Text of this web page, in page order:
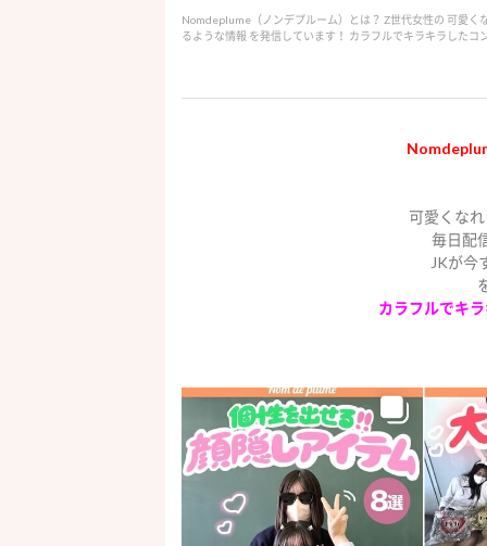
Nomdeplume（ノンデプルーム）とは？ Z世代女性の 可愛く
るような情報 を発信しています！ カラフルでキラキラしたコ
可愛くな
毎日配
JKが今
カラフルでキ